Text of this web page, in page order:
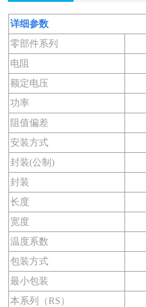
详细参数
零部件系列
电阻
额定电压
功率
阻值偏差
安装方式
封装(公制)
封装
长度
宽度
温度系数
包装方式
最小包装
本系列（RS）